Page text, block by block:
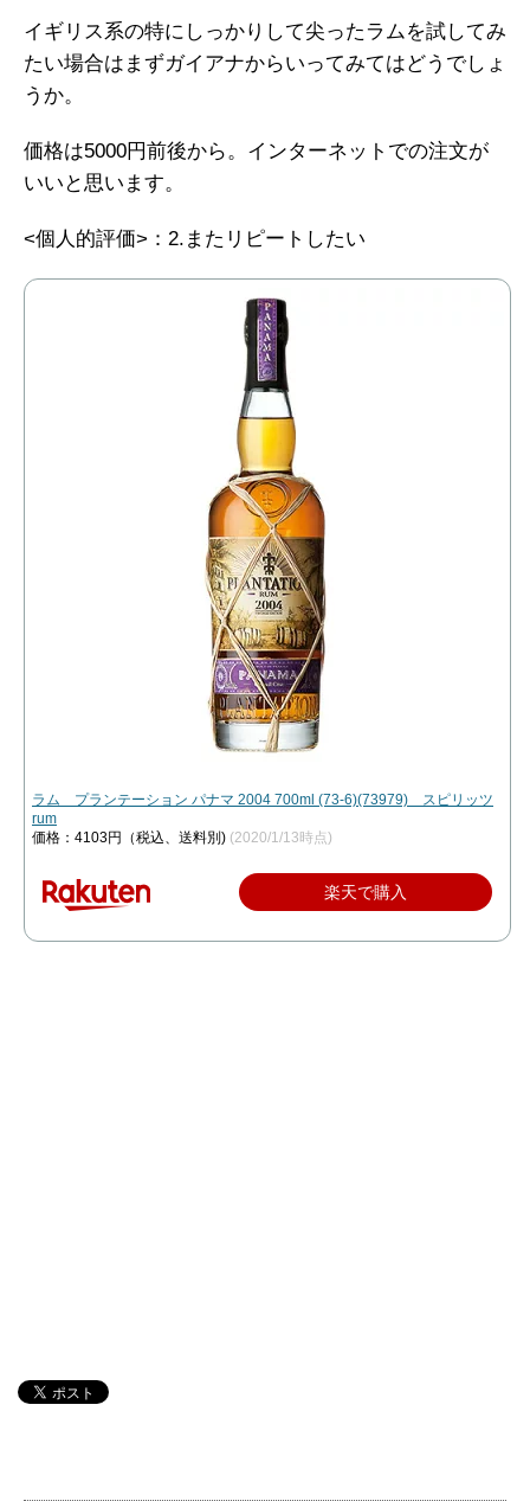
イギリス系の特にしっかりして尖ったラムを試してみ
たい場合はまずガイアナからいってみてはどうでしょ
うか。
価格は5000円前後から。インターネットでの注文が
いいと思います。
<個人的評価>：2.またリピートしたい
ラム プランテーション パナマ 2004 700ml (73-6)(73979) スピリッツ
rum
価格：4103円（税込、送料別) (2020/1/13時点)
楽天で購入